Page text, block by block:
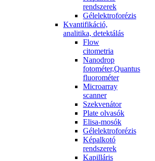
rendszerek
Gélelektroforézis
Kvantifikáció,
analitika, detektálás
Flow
citometria
Nanodrop
fotométer,Quantus
fluorométer
Microarray
scanner
Szekvenátor
Plate olvasók
Elisa-mosók
Gélelektroforézis
Képalkotó
rendszerek
Kapilláris